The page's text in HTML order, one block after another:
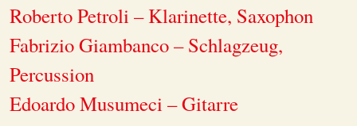
Roberto Petroli – Klarinette, Saxophon
Fabrizio Giambanco – Schlagzeug,
Percussion
Edoardo Musumeci – Gitarre